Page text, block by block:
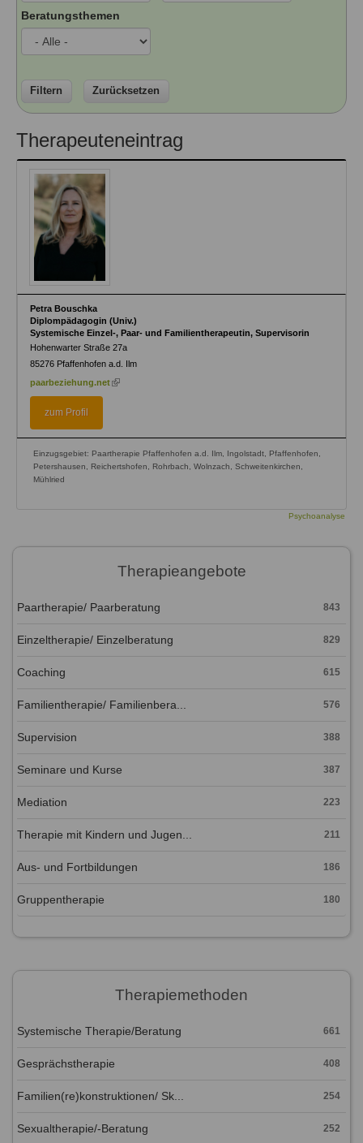
Qualitätssicherung
Qualität unserer Therapeuten
Familienthemen
Veranstaltungen
Seminare und Kurse
Fortbildungen
Ausbildungsinstitute
Information über Qualifikation
Liste der Fachverbände
vergessen?
Anmelden
Sitemap
Links
Formular zur Registrierung
Beratungsthemen
Filtern Zurücksetzen
Therapeuteneintrag
Petra Bouschka
Diplompädagogin (Univ.)
Systemische Einzel-, Paar- und Familientherapeutin, Supervisorin
Hohenwarter Straße 27a
85276 Pfaffenhofen a.d. Ilm
paarbeziehung.net (link
zum Profil
Einzugsgebiet: Paartherapie Pfaffenhofen a.d. Ilm, Ingolstadt, Pfaffenhofen,
Petershausen, Reichertshofen, Rohrbach, Wolnzach, Schweitenkirchen,
Mühlried
Psychoanalyse
Therapieangebote
Paartherapie/ Paarberatung 843
Einzeltherapie/ Einzelberatung 829
Coaching 615
Familientherapie/ Familienbera... 576
Supervision 388
Seminare und Kurse 387
Mediation 223
Therapie mit Kindern und Jugen... 211
Aus- und Fortbildungen 186
Gruppentherapie 180
Therapiemethoden
Systemische Therapie/Beratung 661
Gesprächstherapie 408
Familien(re)konstruktionen/ Sk... 254
Sexualtherapie/-Beratung 252